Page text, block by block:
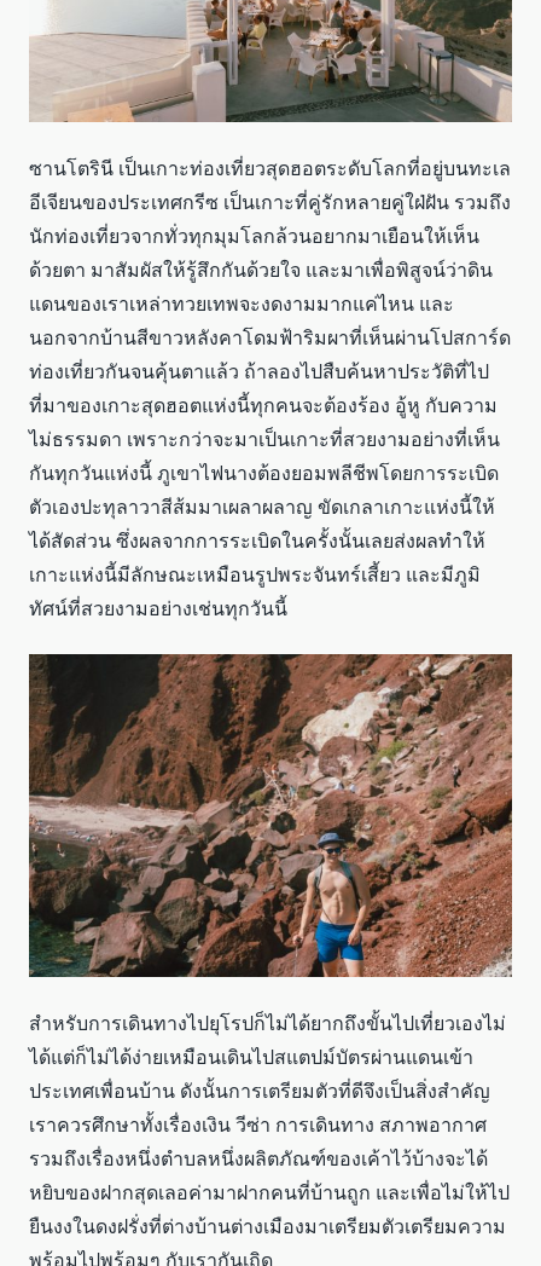
ซานโตรินี เป็นเกาะท่องเที่ยวสุดฮอตระดับโลกที่อยู่บนทะเล
อีเจียนของประเทศกรีซ เป็นเกาะที่คู่รักหลายคู่ใฝ่ฝัน รวมถึง
นักท่องเที่ยวจากทั่วทุกมุมโลกล้วนอยากมาเยือนให้เห็น
ด้วยตา มาสัมผัสให้รู้สึกกันด้วยใจ และมาเพื่อพิสูจน์ว่าดิน
แดนของเราเหล่าทวยเทพจะงดงามมากแค่ไหน และ
นอกจากบ้านสีขาวหลังคาโดมฟ้าริมผาที่เห็นผ่านโปสการ์ด
ท่องเที่ยวกันจนคุ้นตาแล้ว ถ้าลองไปสืบค้นหาประวัติที่ไป
ที่มาของเกาะสุดฮอตแห่งนี้ทุกคนจะต้องร้อง อู้หู กับความ
ไม่ธรรมดา เพราะกว่าจะมาเป็นเกาะที่สวยงามอย่างที่เห็น
กันทุกวันแห่งนี้ ภูเขาไฟนางต้องยอมพลีชีพโดยการระเบิด
ตัวเองปะทุลาวาสีส้มมาเผลาผลาญ ขัดเกลาเกาะแห่งนี้ให้
ได้สัดส่วน ซึ่งผลจากการระเบิดในครั้งนั้นเลยส่งผลทำให้
เกาะแห่งนี้มีลักษณะเหมือนรูปพระจันทร์เสี้ยว และมีภูมิ
ทัศน์ที่สวยงามอย่างเช่นทุกวันนี้
สำหรับการเดินทางไปยุโรปก็ไม่ได้ยากถึงขั้นไปเที่ยวเองไม่
ได้แต่ก็ไม่ได้ง่ายเหมือนเดินไปสแตปม์บัตรผ่านแดนเข้า
ประเทศเพื่อนบ้าน ดังนั้นการเตรียมตัวที่ดีจึงเป็นสิ่งสำคัญ
เราควรศึกษาทั้งเรื่องเงิน วีซ่า การเดินทาง สภาพอากาศ
รวมถึงเรื่องหนึ่งตำบลหนึ่งผลิตภัณฑ์ของเค้าไว้บ้างจะได้
หยิบของฝากสุดเลอค่ามาฝากคนที่บ้านถูก และเพื่อไม่ให้ไป
ยืนงงในดงฝรั่งที่ต่างบ้านต่างเมืองมาเตรียมตัวเตรียมความ
พร้อมไปพร้อมๆ กับเรากันเถิด